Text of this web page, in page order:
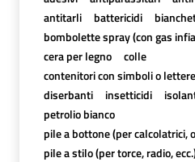
antitarli
battericidi
bombolette spray (con gas
cera per legno
colle
contenitori con simboli o
diserbanti
insetticidi
petrolio bianco
pile a bottone (per calcolatrici,
pile a stilo (per torce, radio,